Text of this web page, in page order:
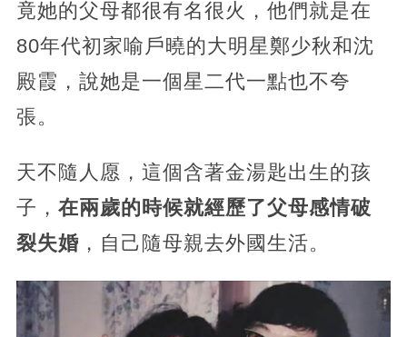
竟她的父母都很有名很火，他們就是在
80年代初家喻戶曉的大明星鄭少秋和沈
殿霞，說她是一個星二代一點也不夸
張。
天不隨人愿，這個含著金湯匙出生的孩
子， 在兩歲的時候就經歷了父母感情破
裂失婚，自己隨母親去外國生活。